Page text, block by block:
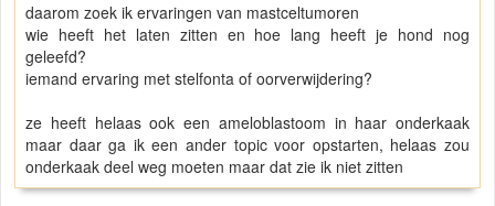
daarom zoek ik ervaringen van mastceltumoren
wie heeft het laten zitten en hoe lang heeft je hond nog
geleefd?
iemand ervaring met stelfonta of oorverwijdering?
ze heeft helaas ook een ameloblastoom in haar onderkaak
maar daar ga ik een ander topic voor opstarten, helaas zou
onderkaak deel weg moeten maar dat zie ik niet zitten